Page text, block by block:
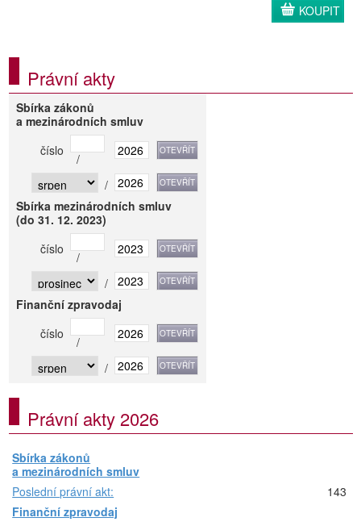
KOUPIT
Právní akty
Sbírka zákonů
a mezinárodních smluv
číslo
/
/
Sbírka mezinárodních smluv
(do 31. 12. 2023)
číslo
/
/
Finanční zpravodaj
číslo
/
/
Právní akty 2026
Sbírka zákonů
a mezinárodních smluv
Poslední právní akt:
143
Finanční zpravodaj